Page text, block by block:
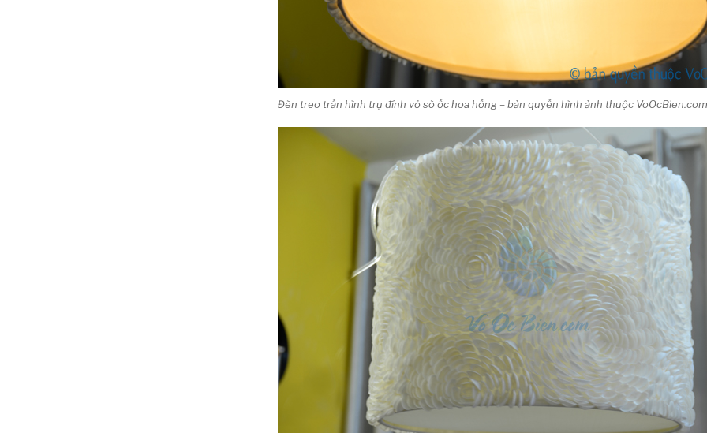
Đèn treo trần hình trụ đính vỏ sò ốc hoa hồng – bản quyền hình ảnh thuộc VoOcBien.com